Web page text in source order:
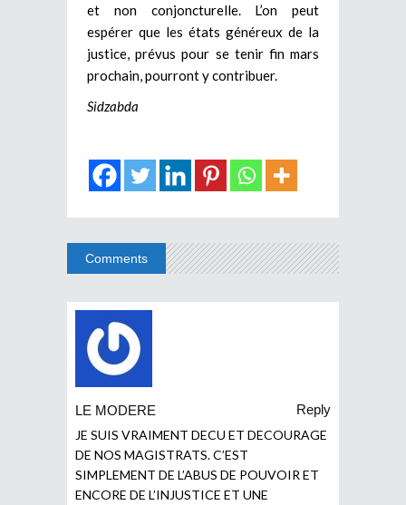
et non conjoncturelle. L’on peut
espérer que les états généreux de la
justice, prévus pour se tenir fin mars
prochain, pourront y contribuer.
Sidzabda
Comments
LE MODERE
Reply
JE SUIS VRAIMENT DECU ET DECOURAGE
DE NOS MAGISTRATS. C’EST
SIMPLEMENT DE L’ABUS DE POUVOIR ET
ENCORE DE L’INJUSTICE ET UNE